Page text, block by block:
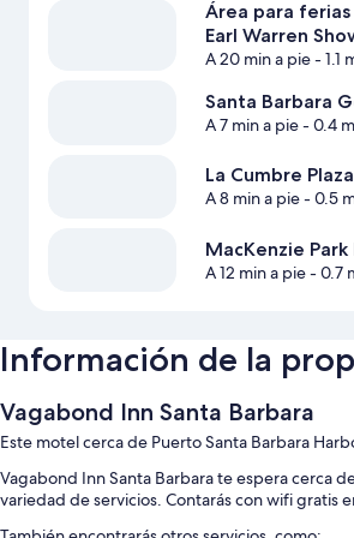
Área para
Earl Warren
A 20 min a pie- 1.1
Santa Barbara
A 7 min a pie- 0.4
La Cumbre Plaza
A 8 min a pie- 0.5
MacKenzie Park
A 12 min a pie- 0.7
Información de la
Vagabond Inn Santa Barbara
Este motel cerca de Puerto Santa Barbara
Vagabond Inn Santa Barbara te espera cerca
variedad de servicios. Contarás con wifi gratis